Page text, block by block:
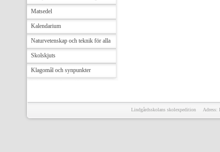
Matsedel
Kalendarium
Naturvetenskap och teknik för alla
Skolskjuts
Klagomål och synpunkter
Lindgårdsskolans skolexpedition Adress: